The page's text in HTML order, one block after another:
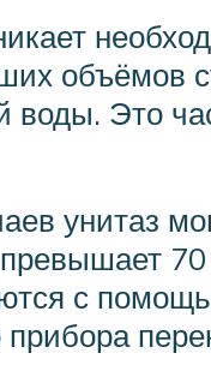
объёмов
воды. Это
унитаз
с